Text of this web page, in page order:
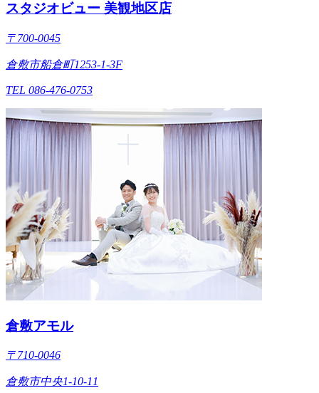
スタジオビュー 美観地区店
〒700-0045
倉敷市船倉町1253-1-3F
TEL 086-476-0753
倉敷アモル
〒710-0046
倉敷市中央1-10-11